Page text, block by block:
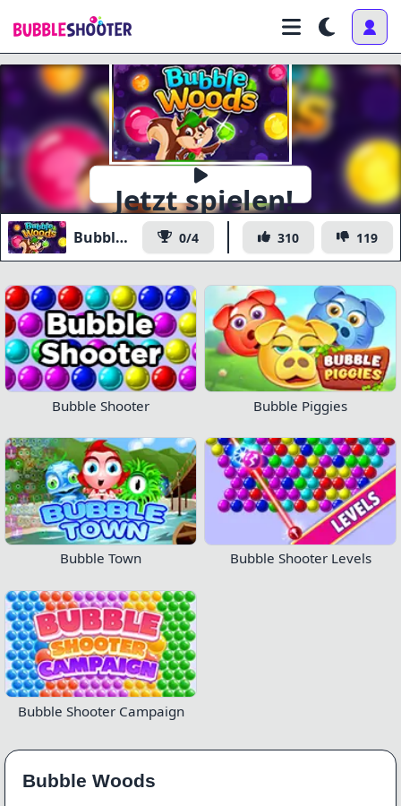
Jetzt spielen!
Bubble Woods 0/4 310 119
Bubble Shooter Bubble Piggies
Bubble Town Bubble Shooter Levels
Bubble Shooter Campaign
Bubble Woods